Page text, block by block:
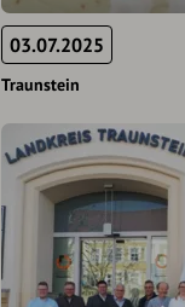
03.07.2025
Traunstein